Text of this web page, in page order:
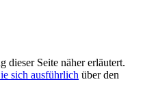
Seite näher erläutert.
sich ausführlich über den